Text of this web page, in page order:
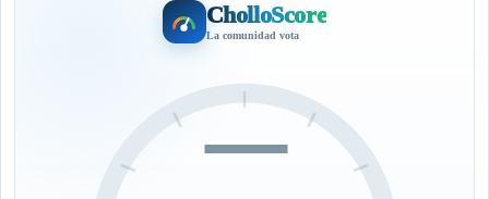
CholloScore
La comunidad vota
—